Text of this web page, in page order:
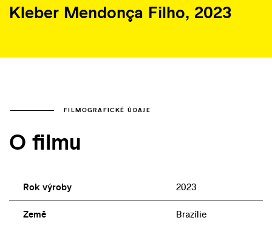
Kleber Mendonça Filho, 2023
FILMOGRAFICKÉ ÚDAJE
O filmu
Rok výroby 2023
Země Brazílie